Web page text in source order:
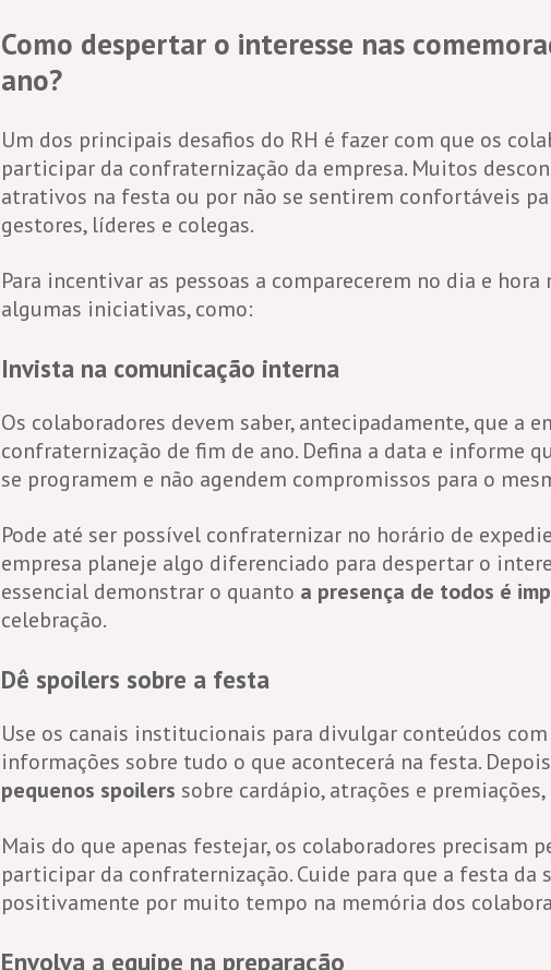
Como despertar o interesse nas
ano?
Um dos principais desafios do RH é fazer com que os
participar da confraternização da empresa. Muitos
atrativos na festa ou por não se sentirem confortáveis
gestores, líderes e colegas.
Para incentivar as pessoas a comparecerem no dia e hora
algumas iniciativas, como:
Invista na comunicação interna
Os colaboradores devem saber, antecipadamente, que a
confraternização de fim de ano. Defina a data e informe
se programem e não agendem compromissos para o
Pode até ser possível confraternizar no horário de
empresa planeje algo diferenciado para despertar o
essencial demonstrar o quanto a presença de todos é
celebração.
Dê spoilers sobre a festa
Use os canais institucionais para divulgar conteúdos
informações sobre tudo o que acontecerá na festa.
pequenos spoilers sobre cardápio, atrações e
Mais do que apenas festejar, os colaboradores precisam
participar da confraternização. Cuide para que a festa da
positivamente por muito tempo na memória dos
Envolva a equipe na preparação